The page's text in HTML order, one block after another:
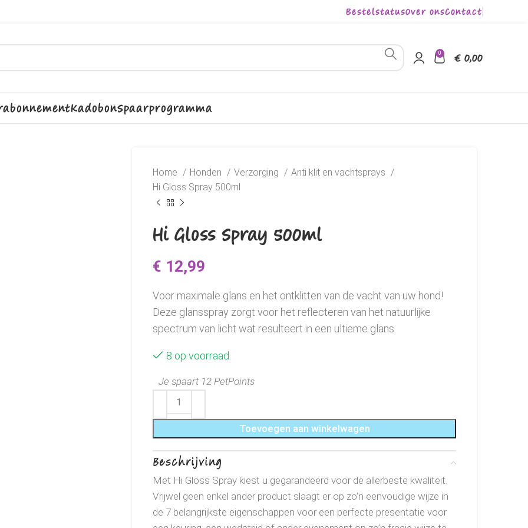
BestelstatusOver onsContact
0 € 0,00
KadobonSpaarprogramma
Home Honden Verzorging
Anti klit en vachtsprays
Hi Gloss Spray 500ml
Hi Gloss Spray 500ml
€ 12,99
Voor maximale glans en het ontklitten van de vacht van uw hond!
Deze glansspray zorgt voor het reflecteren van het natuurlijke
spectrum van licht wat resulteert in een ultieme glans.
8 op voorraad
Je spaart 12 PetPoints
Toevoegen aan winkelwagen
Beschrijving
Met Hi Gloss Spray kiest u gegarandeerd voor de allerbeste kwaliteit.
Vrijwel geen enkel ander product slaagt er op zo’n eenvoudige wijze in
de 7 belangrijkste eigenschappen voor een perfecte presentatie voor